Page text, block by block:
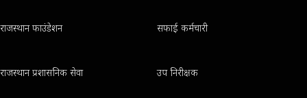
राजस्थान फाउंडेशन सफाई कर्मचारी
राजस्थान प्रशासनिक सेवा उप निरीक्षक